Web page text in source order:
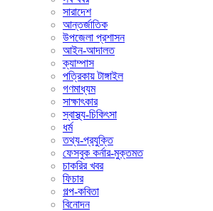
সারাদেশ
আন্তর্জাতিক
উপজেলা প্রশাসন
আইন-আদালত
ক্যাম্পাস
পত্রিকায় টাঙ্গাইল
গণমাধ্যম
সাক্ষাৎকার
স্বাস্থ্য-চিকিৎসা
ধর্ম
তথ্য-প্রযুক্তি
ফেসবুক কর্নার-মুক্তমত
চাকরির খবর
ফিচার
গল্প-কবিতা
বিনোদন